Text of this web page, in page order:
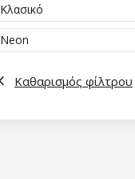
Κλασικό
Neon
Καθαρισμός φίλτρου